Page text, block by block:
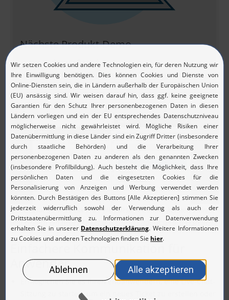
Nächste Produkt-Demo
zu ServiceDesk Plus
On-Premises|Cloud
Screenshot ServiceDesk Plus: Helpdesk-Techniker können schnell
und einfach ein neues Ticket aus einem Chat-Gespräch erstellen.
Einfachere Kommunikation für
Anwender
Ermöglichen Sie es Ihren Endanwendern, eine Live-Chat-
Sitzung zu starten, um ein neues Ticket zu erstellen oder